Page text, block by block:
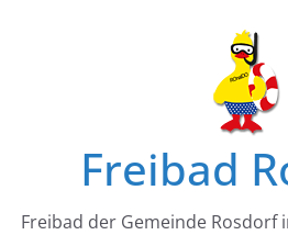
Freibad
Freibad der Gemeinde Rosdorf